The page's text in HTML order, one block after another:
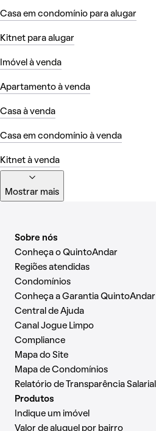
Casa em condomínio para alugar
Kitnet para alugar
Imóvel à venda
Apartamento à venda
Casa à venda
Casa em condomínio à venda
Kitnet à venda
Mostrar mais
Sobre nós
Conheça o QuintoAndar
Regiões atendidas
Condomínios
Conheça a Garantia QuintoAndar
Central de Ajuda
Canal Jogue Limpo
Compliance
Mapa do Site
Mapa de Condomínios
Relatório de Transparência Salarial
Produtos
Indique um imóvel
Valor de aluguel por bairro